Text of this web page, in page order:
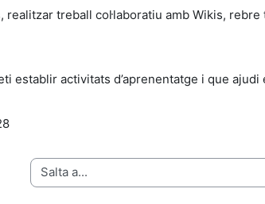
treball col·laboratiu amb Wikis,
establir activitats d’aprenentatge i que
Salta a...